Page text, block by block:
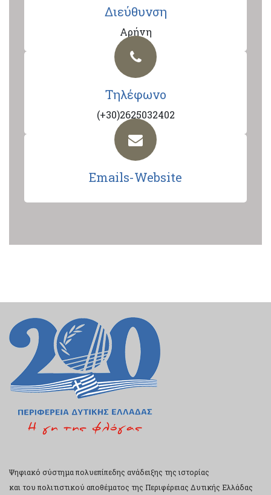
Διεύθυνση
Αρήνη
Τηλέφωνο
(+30)2625032402
Emails-Website
Ψηφιακό σύστημα πολυεπίπεδης ανάδειξης της ιστορίας
και του πολιτιστικού αποθέματος της Περιφέρειας Δυτικής Ελλάδας